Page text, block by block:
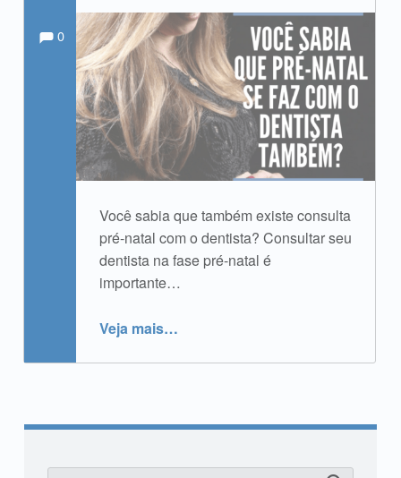
Você sabia que também existe consulta
pré-natal com o dentista? Consultar seu
dentista na fase pré-natal é
importante…
Veja mais“Você sabia que também existe consulta pré-natal com o dentista?”
…
Escrito por:Comentários:
Comments:
0
Pesquisar por: